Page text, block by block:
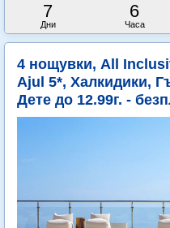
7
Дни
6
Часа
4 нощувки, All
Ajul 5*, Халкидики,
Дете до 12.99г. -